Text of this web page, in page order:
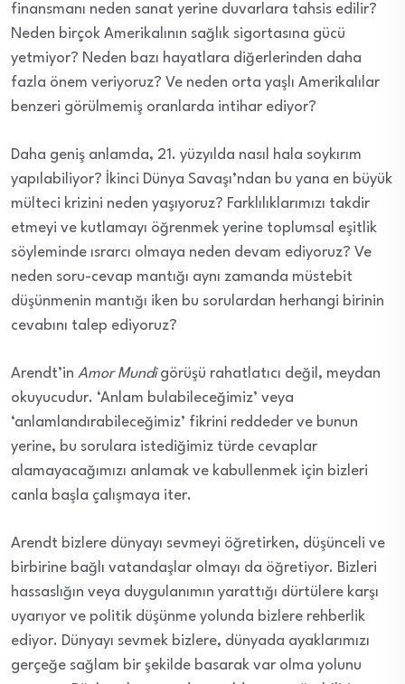
finansmanı neden sanat yerine duvarlara tahsis edilir?
Neden birçok Amerikalının sağlık sigortasına gücü
yetmiyor? Neden bazı hayatlara diğerlerinden daha
fazla önem veriyoruz? Ve neden orta yaşlı Amerikalılar
benzeri görülmemiş oranlarda intihar ediyor?
Daha geniş anlamda, 21. yüzyılda nasıl hala soykırım
yapılabiliyor? İkinci Dünya Savaşı’ndan bu yana en büyük
mülteci krizini neden yaşıyoruz? Farklılıklarımızı takdir
etmeyi ve kutlamayı öğrenmek yerine toplumsal eşitlik
söyleminde ısrarcı olmaya neden devam ediyoruz? Ve
neden soru-cevap mantığı aynı zamanda müstebit
düşünmenin mantığı iken bu sorulardan herhangi birinin
cevabını talep ediyoruz?
Arendt’in Amor Mundigörüşü rahatlatıcı değil, meydan
okuyucudur. ‘Anlam bulabileceğimiz’ veya
‘anlamlandırabileceğimiz’ fikrini reddeder ve bunun
yerine, bu sorulara istediğimiz türde cevaplar
alamayacağımızı anlamak ve kabullenmek için bizleri
canla başla çalışmaya iter.
Arendt bizlere dünyayı sevmeyi öğretirken, düşünceli ve
birbirine bağlı vatandaşlar olmayı da öğretiyor. Bizleri
hassaslığın veya duygulanımın yarattığı dürtülere karşı
uyarıyor ve politik düşünme yolunda bizlere rehberlik
ediyor. Dünyayı sevmek bizlere, dünyada ayaklarımızı
gerçeğe sağlam bir şekilde basarak var olma yolunu